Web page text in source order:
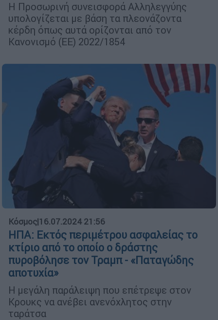
Η Προσωρινή συνεισφορά Αλληλεγγύης
υπολογίζεται με βάση τα πλεονάζοντα
κέρδη όπως αυτά ορίζονται από τον
Κανονισμό (ΕΕ) 2022/1854
Κόσμος|16.07.2024 21:56
ΗΠΑ: Εκτός περιμέτρου ασφαλείας το
κτίριο από το οποίο ο δράστης
πυροβόλησε τον Τραμπ - «Παταγώδης
αποτυχία»
Η μεγάλη παράλειψη που επέτρεψε στον
Κρουκς να ανέβει ανενόχλητος στην
ταράτσα